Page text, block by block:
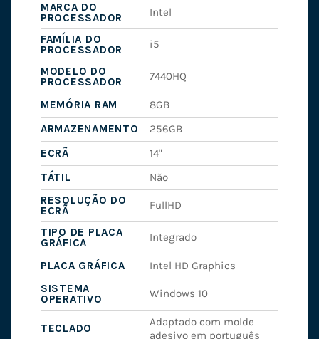
MARCA DO
PROCESSADOR
Intel
FAMÍLIA DO
PROCESSADOR
i5
MODELO DO
PROCESSADOR
7440HQ
MEMÓRIA RAM
8GB
ARMAZENAMENTO
256GB
ECRÃ
14"
TÁTIL
Não
RESOLUÇÃO DO
ECRÃ
FullHD
TIPO DE PLACA
GRÁFICA
Integrado
PLACA GRÁFICA
Intel HD Graphics
SISTEMA
OPERATIVO
Windows 10
TECLADO
Adaptado com molde
adesivo em português